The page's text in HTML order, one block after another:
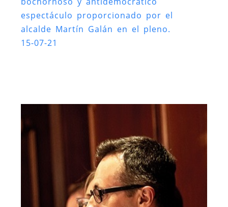
espectáculo proporcionado por el
alcalde Martín Galán en el pleno.
15-07-21